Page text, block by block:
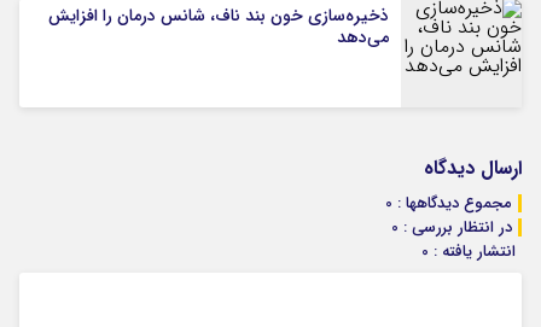
ذخیره‌سازی خون بند ناف، شانس درمان را افزایش
می‌دهد
ارسال دیدگاه
مجموع دیدگاهها : 0
در انتظار بررسی : 0
انتشار یافته : 0